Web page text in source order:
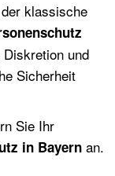
klassische
und
Sicherheit
Sie Ihr
in Bayern an.